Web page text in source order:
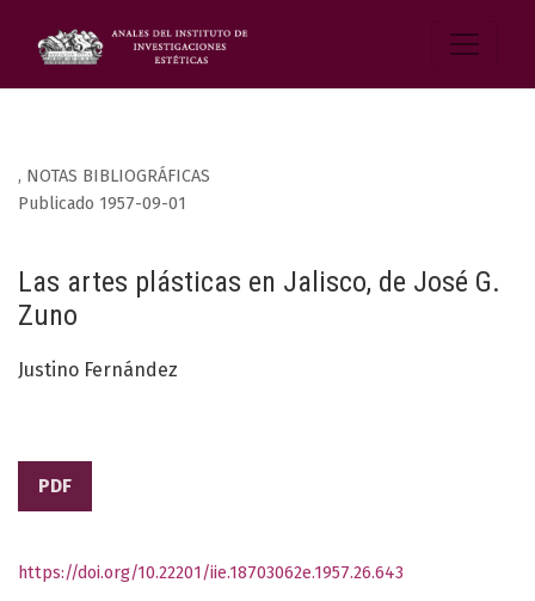
, NOTAS BIBLIOGRÁFICAS
Las artes plásticas en Jalisco, de José G.
Zuno
Publicado 1957-09-01
Justino Fernández
PDF
https://doi.org/10.22201/iie.18703062e.1957.26.643